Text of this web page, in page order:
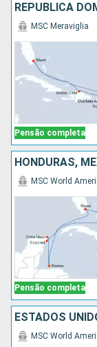
Pensão completa
MSC Meraviglia
Pensão completa
MSC World
MSC World